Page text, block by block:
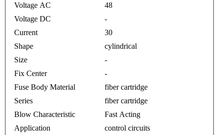
Voltage AC
48
Voltage DC
-
Current
30
Shape
cylindrical
Size
-
Fix Center
-
Fuse Body Material
fiber cartridge
Series
fiber cartridge
Blow Characteristic
Fast Acting
Application
control circuits